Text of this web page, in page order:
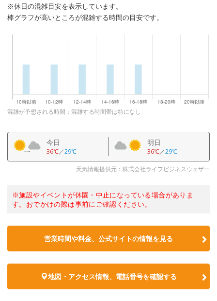
※休日の混雑目安を表示しています。
棒グラフが高いところが混雑する時間の目安です。
混雑が予想される時間：混雑する時間帯は特になし
今日
36℃／29℃
明日
36℃／29℃
天気情報提供元：株式会社ライフビジネスウェザー
※施設やイベントが休園・中止になっている場合がありま
す。おでかけの際は事前にご確認ください。
営業時間や料金、公式サイトの情報を見る
地図・アクセス情報、電話番号を確認する